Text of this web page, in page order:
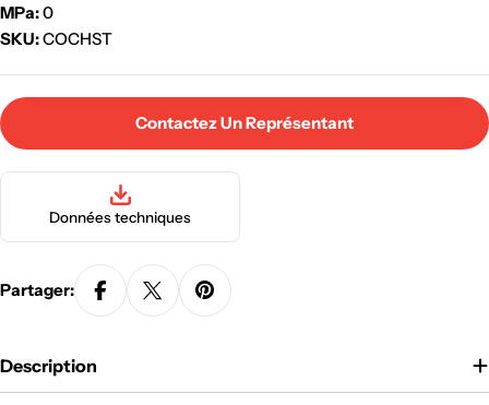
MPa:0
SKU:COCHST
Contactez Un Représentant
Données techniques
Partager:
Description